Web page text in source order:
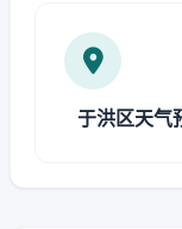
于洪区天气